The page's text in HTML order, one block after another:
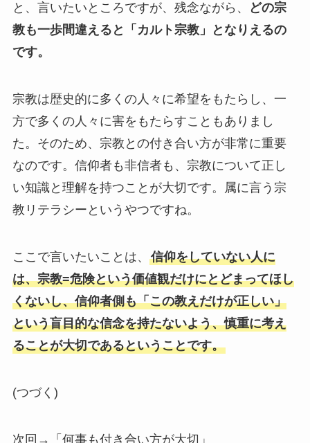
と、言いたいところですが、残念ながら、
どの宗
教も一歩間違えると「カルト宗教」となりえるの
です。
宗教は歴史的に多くの人々に希望をもたらし、一
方で多くの人々に害をもたらすこともありまし
た。そのため、宗教との付き合い方が非常に重要
なのです。信仰者も非信者も、宗教について正し
い知識と理解を持つことが大切です。属に言う宗
教リテラシーというやつですね。
ここで言いたいことは、 信仰をしていない人に
は、宗教=危険という価値観だけにとどまってほし
くないし、信仰者側も「この教えだけが正しい」
という盲目的な信念を持たないよう、慎重に考え
ることが大切であるということです。
(つづく)
次回→「何事も付き合い方が大切」